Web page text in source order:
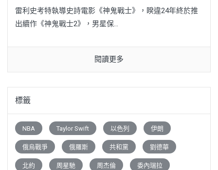
雷利史考特執導史詩電影《神鬼戰士》，睽違24年終於推
出續作《神鬼戰士2》，男星保...
閱讀更多
標籤
NBA Taylor Swift 以色列 伊朗
俄烏戰爭 俄羅斯 共和黨 劉德華
北約 周星馳 周杰倫 委內瑞拉